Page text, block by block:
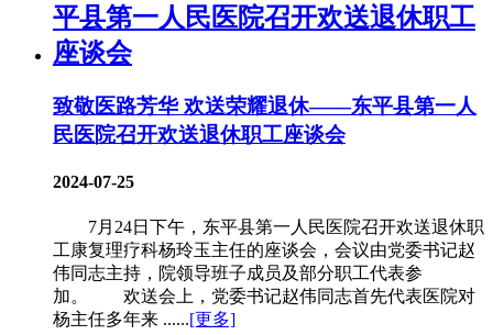
致敬医路芳华 欢送荣耀退休——东平县第一人
民医院召开欢送退休职工座谈会
2024-07-25
7月24日下午，东平县第一人民医院召开欢送退休职
工康复理疗科杨玲玉主任的座谈会，会议由党委书记赵
伟同志主持，院领导班子成员及部分职工代表参
加。 欢送会上，党委书记赵伟同志首先代表医院对
杨主任多年来 ......[更多]